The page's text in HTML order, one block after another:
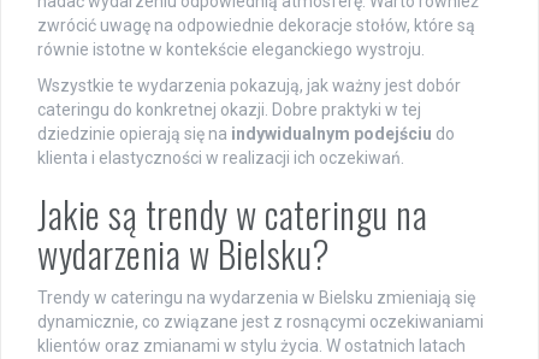
zwrócić uwagę na odpowiednie dekoracje stołów, które są
równie istotne w kontekście eleganckiego wystroju.
Wszystkie te wydarzenia pokazują, jak ważny jest dobór
cateringu do konkretnej okazji. Dobre praktyki w tej
dziedzinie opierają się na indywidualnym podejściu do
klienta i elastyczności w realizacji ich oczekiwań.
Jakie są trendy w cateringu na
wydarzenia w Bielsku?
Trendy w cateringu na wydarzenia w Bielsku zmieniają się
dynamicznie, co związane jest z rosnącymi oczekiwaniami
klientów oraz zmianami w stylu życia. W ostatnich latach